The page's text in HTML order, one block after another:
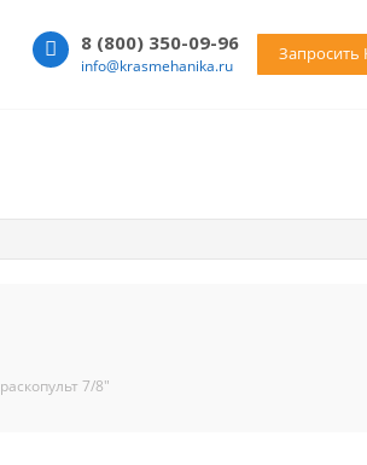
8 (800) 350-09-96
info@krasmehanika.ru
Запросить
7/8"